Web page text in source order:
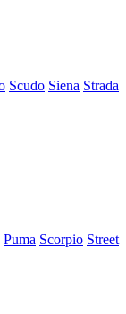
Scudo Siena Strada
Puma Scorpio Street